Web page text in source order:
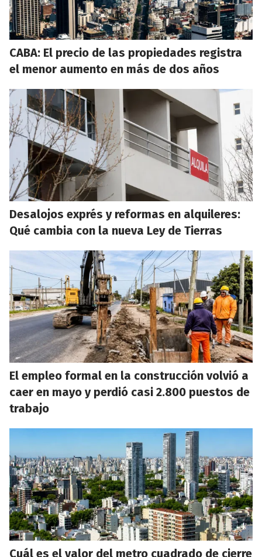
CABA: El precio de las propiedades registra
el menor aumento en más de dos años
Desalojos exprés y reformas en alquileres:
Qué cambia con la nueva Ley de Tierras
El empleo formal en la construcción volvió a
caer en mayo y perdió casi 2.800 puestos de
trabajo
Cuál es el valor del metro cuadrado de cierre